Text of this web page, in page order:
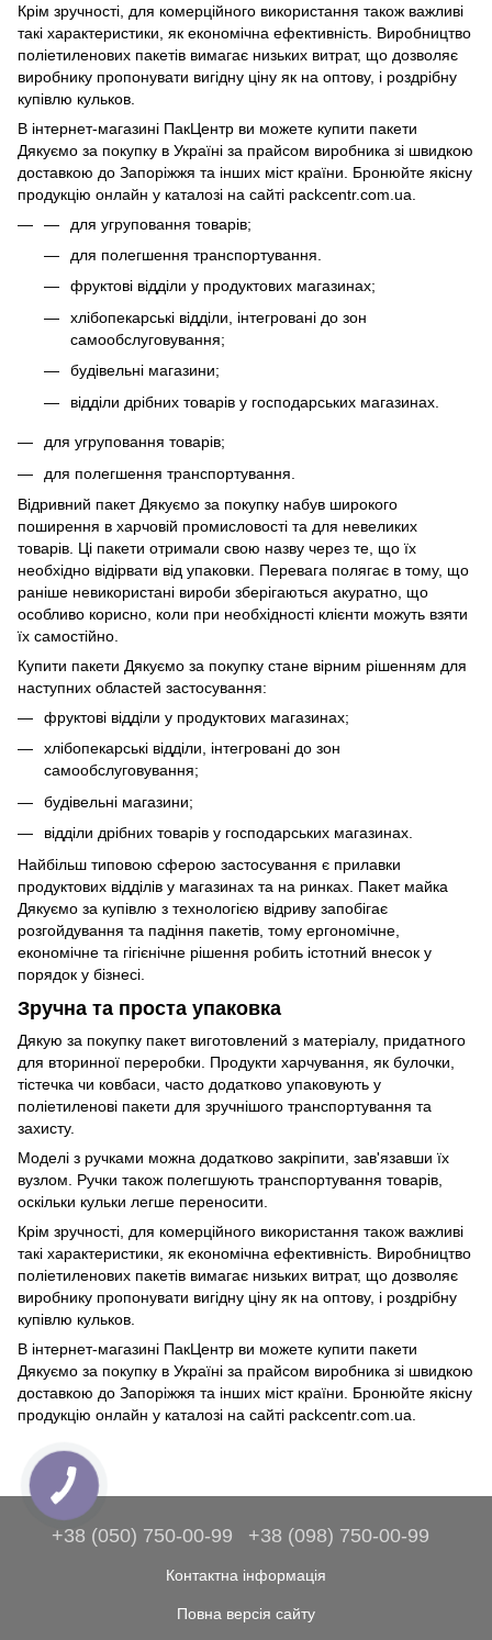
Крім зручності, для комерційного використання також важливі
такі характеристики, як економічна ефективність. Виробництво
поліетиленових пакетів вимагає низьких витрат, що дозволяє
виробнику пропонувати вигідну ціну як на оптову, і роздрібну
купівлю кульков.
В інтернет-магазині ПакЦентр ви можете купити пакети
Дякуємо за покупку в Україні за прайсом виробника зі швидкою
доставкою до Запоріжжя та інших міст країни. Бронюйте якісну
продукцію онлайн у каталозі на сайті packcentr.com.ua.
для угруповання товарів;
для полегшення транспортування.
фруктові відділи у продуктових магазинах;
хлібопекарські відділи, інтегровані до зон
самообслуговування;
будівельні магазини;
відділи дрібних товарів у господарських магазинах.
для угруповання товарів;
для полегшення транспортування.
Відривний пакет Дякуємо за покупку набув широкого
поширення в харчовій промисловості та для невеликих
товарів. Ці пакети отримали свою назву через те, що їх
необхідно відірвати від упаковки. Перевага полягає в тому, що
раніше невикористані вироби зберігаються акуратно, що
особливо корисно, коли при необхідності клієнти можуть взяти
їх самостійно.
Купити пакети Дякуємо за покупку стане вірним рішенням для
наступних областей застосування:
фруктові відділи у продуктових магазинах;
хлібопекарські відділи, інтегровані до зон
самообслуговування;
будівельні магазини;
відділи дрібних товарів у господарських магазинах.
Найбільш типовою сферою застосування є прилавки
продуктових відділів у магазинах та на ринках. Пакет майка
Дякуємо за купівлю з технологією відриву запобігає
розгойдування та падіння пакетів, тому ергономічне,
економічне та гігієнічне рішення робить істотний внесок у
порядок у бізнесі.
Зручна та проста упаковка
Дякую за покупку пакет виготовлений з матеріалу, придатного
для вторинної переробки. Продукти харчування, як булочки,
тістечка чи ковбаси, часто додатково упаковують у
поліетиленові пакети для зручнішого транспортування та
захисту.
Моделі з ручками можна додатково закріпити, зав'язавши їх
вузлом. Ручки також полегшують транспортування товарів,
оскільки кульки легше переносити.
Крім зручності, для комерційного використання також важливі
такі характеристики, як економічна ефективність. Виробництво
поліетиленових пакетів вимагає низьких витрат, що дозволяє
виробнику пропонувати вигідну ціну як на оптову, і роздрібну
купівлю кульков.
В інтернет-магазині ПакЦентр ви можете купити пакети
Дякуємо за покупку в Україні за прайсом виробника зі швидкою
доставкою до Запоріжжя та інших міст країни. Бронюйте якісну
продукцію онлайн у каталозі на сайті packcentr.com.ua.
+38 (050) 750-00-99 +38 (098) 750-00-99
Контактна інформація
Повна версія сайту